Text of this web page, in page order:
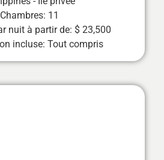
Chambres: 11
nuit à partir de: $ 23,500
incluse: Tout compris